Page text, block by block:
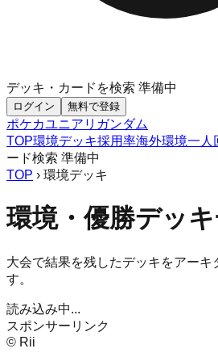
デッキ・カードを検索 準備中
ログイン 無料で登録
ポケカユニアリ ガンダム
TOP環境デッキ採用率海外環境一人
ード検索 準備中
TOP › 環境デッキ
環境・優勝デッ
大会で結果を残したデッキをアーキ
す。
読み込み中...
スポンサーリンク
© Rii